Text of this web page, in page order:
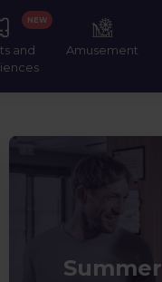
and
NEW
Amusement